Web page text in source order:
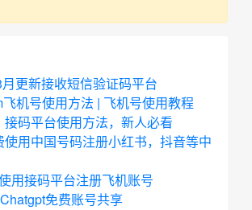
更新接收短信验证码平台
机号使用方法 | 飞机号使用教程
接码平台使用方法，新人必看
使用中国号码注册小红书，抖音等中
用接码平台注册飞机账号
免费账号共享